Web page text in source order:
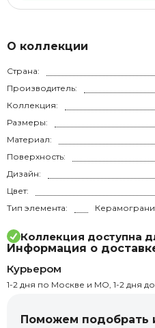
О коллекции
Страна:
Производитель:
Коллекция:
Размеры:
Материал:
Поверхность:
Дизайн:
Цвет:
Тип элемента:
Коллекция доступна
Информация о
Курьером
1-2 дня по Москве и МО, 1-2 дня
Поможем подобрать